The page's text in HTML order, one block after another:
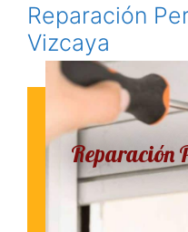
Reparación
Vizcaya
Reparación